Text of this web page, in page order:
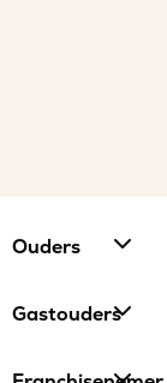
Ouders
Gastouders